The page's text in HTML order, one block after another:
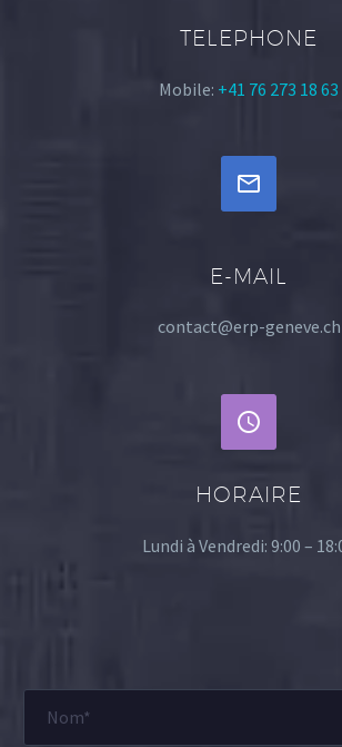
TELEPHONE
Mobile: +41 76 273 18 63


E-MAIL
contact@erp-geneve.ch


HORAIRE
Lundi à Vendredi: 9:00 –